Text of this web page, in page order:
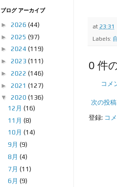
at 23:31
Labels:
0 件
コメ
次の投稿
登録: コ
ブログ アーカイブ
► 2026 (44)
► 2025 (97)
► 2024 (119)
► 2023 (111)
► 2022 (146)
► 2021 (127)
▼ 2020 (136)
12月(16)
11月(8)
10月(14)
9月(9)
8月(4)
7月(11)
6月(9)